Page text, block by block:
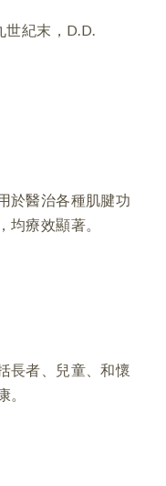
世紀末，D.D.
於醫治各種肌腱功
均療效顯著。
長者、兒童、和懷